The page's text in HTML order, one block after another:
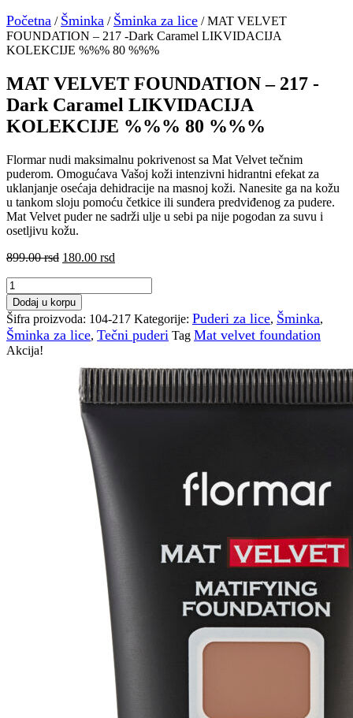
Početna / Šminka / Šminka za lice / MAT VELVET
FOUNDATION – 217 -Dark Caramel LIKVIDACIJA
KOLEKCIJE %%% 80 %%%
MAT VELVET FOUNDATION – 217 -
Dark Caramel LIKVIDACIJA
KOLEKCIJE %%% 80 %%%
Flormar nudi maksimalnu pokrivenost sa Mat Velvet tečnim
puderom. Omogućava Vašoj koži intenzivni hidrantni efekat za
uklanjanje osećaja dehidracije na masnoj koži. Nanesite ga na kožu
u tankom sloju pomoću četkice ili sunđera predviđenog za pudere.
Mat Velvet puder ne sadrži ulje u sebi pa nije pogodan za suvu i
osetljivu kožu.
899.00rsd Originalna
bila:
899.00 rsd.
180.00 rsd
MAT
VELVET
FOUNDATION
-
217
-
LIKVIDACIJA
Dodaj u korpu
Šifra proizvoda: 104-217 Kategorije: Puderi za lice, Šminka,
Šminka za lice, Tečni puderi Tag Mat velvet foundation
Akcija!